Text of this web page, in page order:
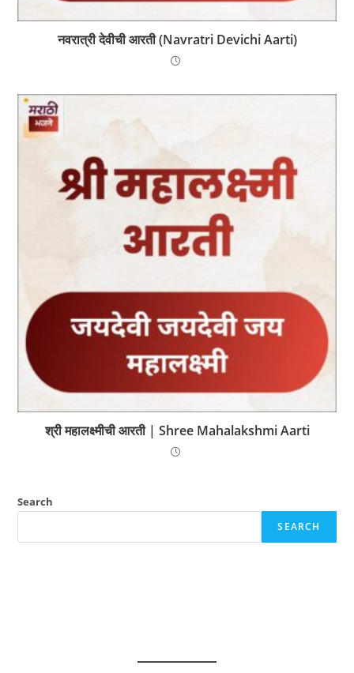
नवरात्री देवीची आरती (Navratri Devichi Aarti)
श्री महालक्ष्मीची आरती | Shree Mahalakshmi Aarti
Search
SEARCH